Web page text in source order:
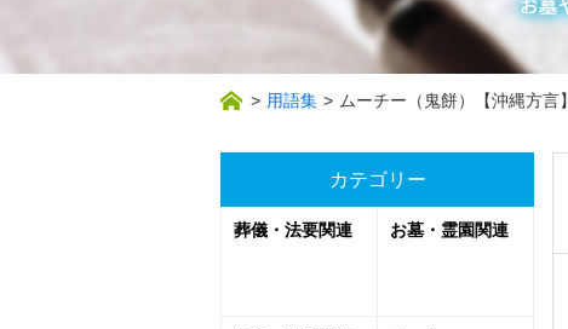
> 用語集 > ムーチー（鬼餅）【沖縄方言】
カテゴリー
葬儀・法要関連 お墓・霊園関連